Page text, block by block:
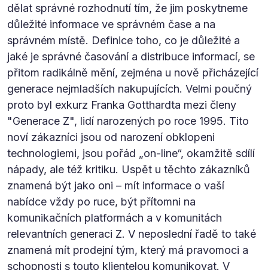
dělat správné rozhodnutí tím, že jim poskytneme
důležité informace ve správném čase a na
správném místě. Definice toho, co je důležité a
jaké je správné časování a distribuce informací, se
přitom radikálně mění, zejména u nově přicházející
generace nejmladších nakupujících. Velmi poučný
proto byl exkurz Franka Gotthardta mezi členy
"Generace Z", lidí narozených po roce 1995. Tito
noví zákazníci jsou od narození obklopeni
technologiemi, jsou pořád „on-line“, okamžitě sdílí
nápady, ale též kritiku. Uspět u těchto zákazníků
znamená být jako oni – mít informace o vaší
nabídce vždy po ruce, být přítomni na
komunikačních platformách a v komunitách
relevantních generaci Z. V neposlední řadě to také
znamená mít prodejní tým, který má pravomoci a
schopnosti s touto klientelou komunikovat. V